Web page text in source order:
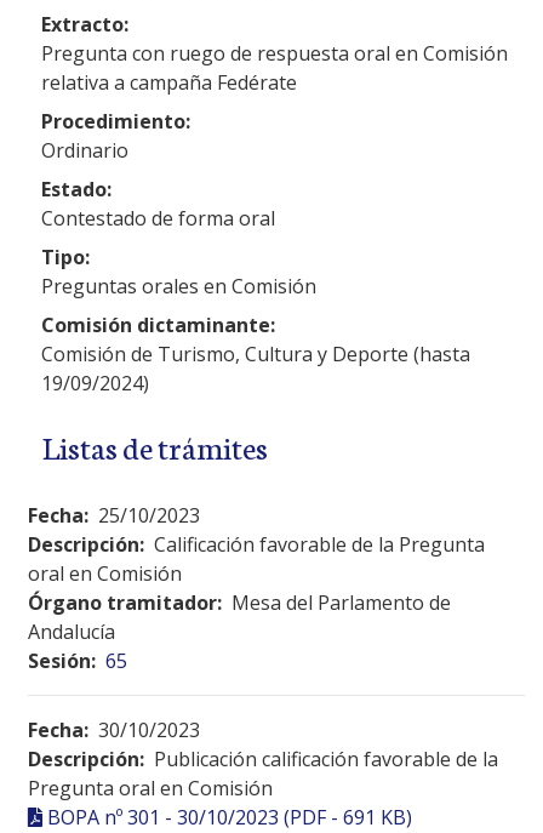
Extracto:
Pregunta con ruego de respuesta oral en Comisión
relativa a campaña Fedérate
Procedimiento:
Ordinario
Estado:
Contestado de forma oral
Tipo:
Preguntas orales en Comisión
Comisión dictaminante:
Comisión de Turismo, Cultura y Deporte (hasta
19/09/2024)
Listas de trámites
Fecha: 25/10/2023
Descripción: Calificación favorable de la Pregunta
oral en Comisión
Órgano tramitador: Mesa del Parlamento de
Andalucía
Sesión: 65
Fecha: 30/10/2023
Descripción: Publicación calificación favorable de la
Pregunta oral en Comisión
BOPA nº 301 - 30/10/2023 (PDF - 691 KB)